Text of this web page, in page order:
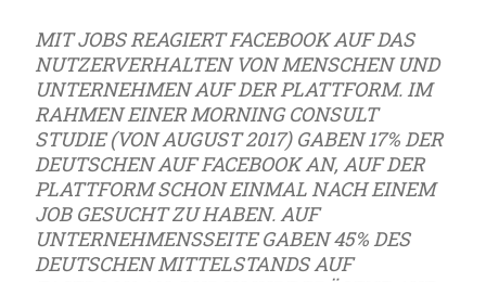
MIT JOBS REAGIERT FACEBOOK AUF DAS
NUTZERVERHALTEN VON MENSCHEN UND
UNTERNEHMEN AUF DER PLATTFORM. IM
RAHMEN EINER MORNING CONSULT
STUDIE (VON AUGUST 2017) GABEN 17% DER
DEUTSCHEN AUF FACEBOOK AN, AUF DER
PLATTFORM SCHON EINMAL NACH EINEM
JOB GESUCHT ZU HABEN. AUF
UNTERNEHMENSSEITE GABEN 45% DES
DEUTSCHEN MITTELSTANDS AUF